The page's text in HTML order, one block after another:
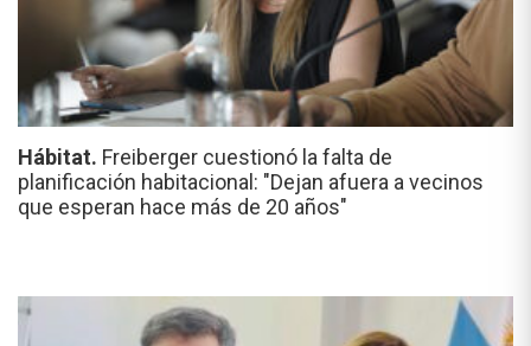
Hábitat. Freiberger cuestionó la falta de
planificación habitacional: "Dejan afuera a vecinos
que esperan hace más de 20 años"